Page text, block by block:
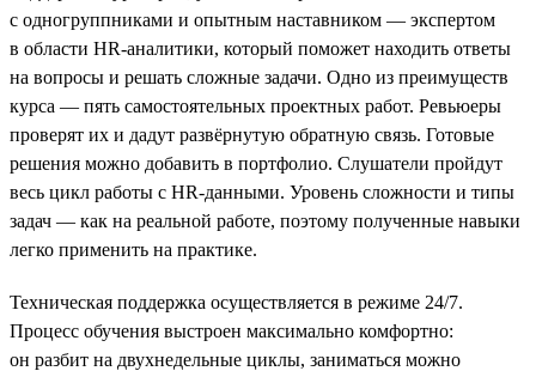
с одногруппниками и опытным наставником — экспертом
в области HR-аналитики, который поможет находить ответы
на вопросы и решать сложные задачи. Одно из преимуществ
курса — пять самостоятельных проектных работ. Ревьюеры
проверят их и дадут развёрнутую обратную связь. Готовые
решения можно добавить в портфолио. Слушатели пройдут
весь цикл работы с HR-данными. Уровень сложности и типы
задач — как на реальной работе, поэтому полученные навыки
легко применить на практике.
Техническая поддержка осуществляется в режиме 24/7.
Процесс обучения выстроен максимально комфортно:
он разбит на двухнедельные циклы, заниматься можно